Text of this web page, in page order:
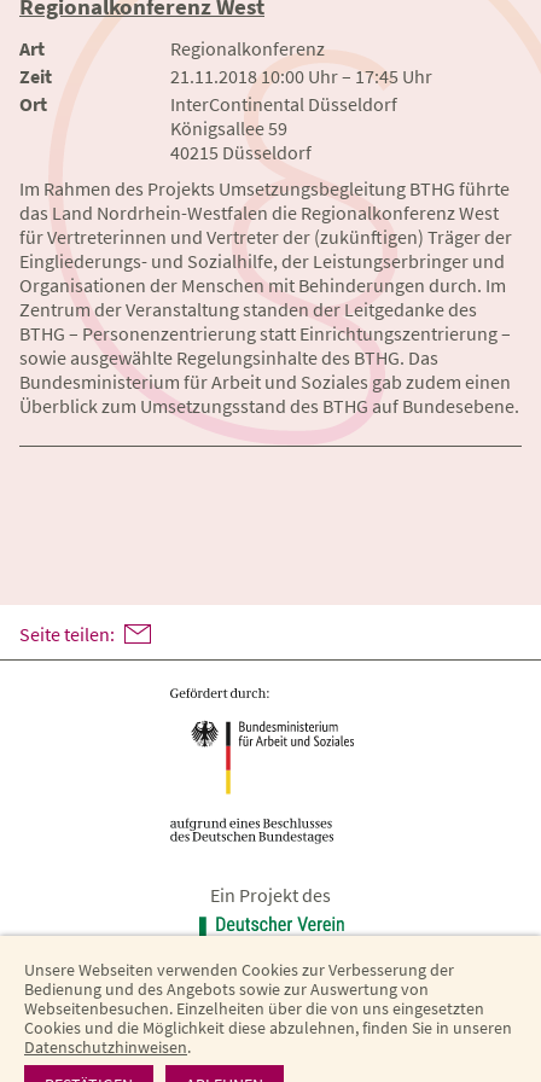
Regionalkonferenz West
Art
Regionalkonferenz
Zeit
21.11.2018 10:00 Uhr – 17:45 Uhr
Ort
InterContinental Düsseldorf
Königsallee 59
40215 Düsseldorf
Im Rahmen des Projekts Umsetzungsbegleitung BTHG führte
das Land Nordrhein-Westfalen die Regionalkonferenz West
für Vertreterinnen und Vertreter der (zukünftigen) Träger der
Eingliederungs- und Sozialhilfe, der Leistungserbringer und
Organisationen der Menschen mit Behinderungen durch. Im
Zentrum der Veranstaltung standen der Leitgedanke des
BTHG – Personenzentrierung statt Einrichtungszentrierung –
sowie ausgewählte Regelungsinhalte des BTHG. Das
Bundesministerium für Arbeit und Soziales gab zudem einen
Überblick zum Umsetzungsstand des BTHG auf Bundesebene.
Seite teilen:
Ein Projekt des
Barrierefreiheit
Unsere Webseiten verwenden Cookies zur Verbesserung der
Bedienung und des Angebots sowie zur Auswertung von
Webseitenbesuchen. Einzelheiten über die von uns eingesetzten
Cookies und die Möglichkeit diese abzulehnen, finden Sie in unseren
Datenschutzhinweisen.